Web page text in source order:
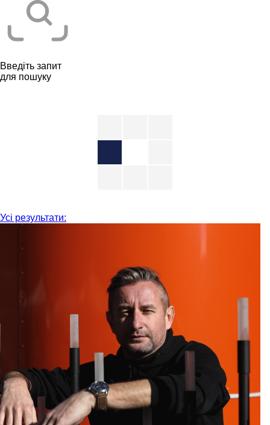
Введіть запит
для пошуку
Усі результати: